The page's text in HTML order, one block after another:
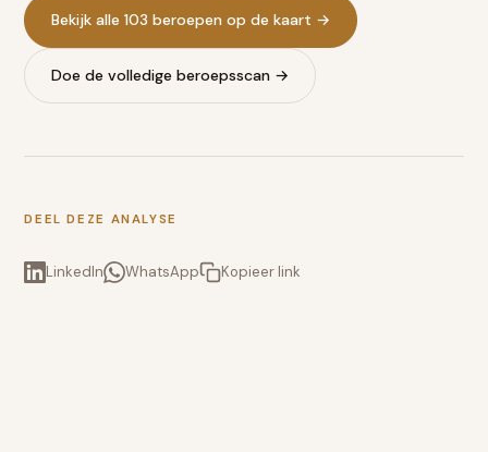
Bekijk alle 103 beroepen op de kaart →
Doe de volledige beroepsscan →
DEEL DEZE ANALYSE
LinkedIn WhatsApp Kopieer link